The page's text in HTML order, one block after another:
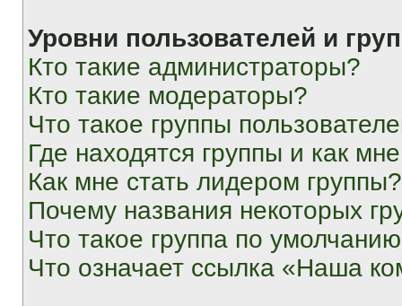
Уровни пользователей и
Кто такие администраторы?
Кто такие модераторы?
Что такое группы
Где находятся группы и как
Как мне стать лидером группы?
Почему названия некоторых
Что такое группа по
Что означает ссылка «Наша